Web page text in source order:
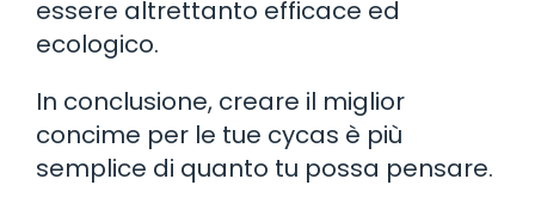
essere altrettanto efficace ed
ecologico.
In conclusione, creare il miglior
concime per le tue cycas è più
semplice di quanto tu possa pensare.